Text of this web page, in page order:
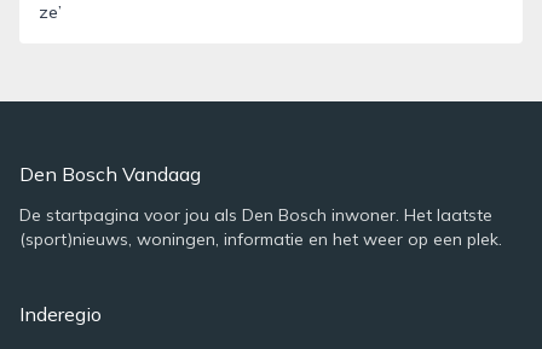
ze’
Den Bosch Vandaag
De startpagina voor jou als Den Bosch inwoner. Het laatste
(sport)nieuws, woningen, informatie en het weer op een plek.
Inderegio